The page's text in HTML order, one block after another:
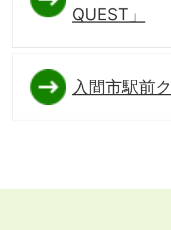
QUEST」
入間市駅前